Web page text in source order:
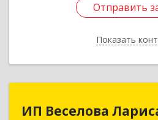
Отправить
Показать
Отправить
Назад
ИП Веселова